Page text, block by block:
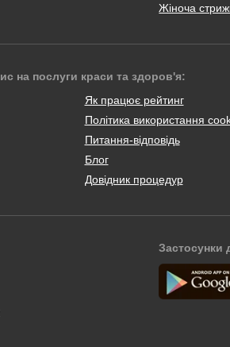
Жіноча
на послуги краси та здоров'я:
Як працює рейтинг
Політика використання
Питання-відповідь
Блог
Довідник процедур
Застосунки